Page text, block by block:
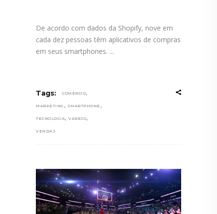
De acordo com dados da Shopify, nove em
cada dez pessoas têm aplicativos de compras
em seus smartphones.
Tags: COMÉRCIO,
MARKETING , SMARTPHONE ,
TECNOLOGIA, VAREJO,
VENDAS